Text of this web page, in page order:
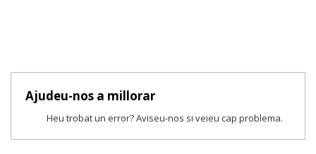
Ajudeu-nos a millorar
Heu trobat un error? Aviseu-nos si veieu cap problema.